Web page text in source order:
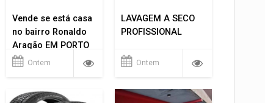
Vende se está casa
no bairro Ronaldo
Aragão EM PORTO
VELHO RO.
Ontem
LAVAGEM A SECO
PROFISSIONAL
Ontem